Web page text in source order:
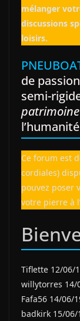
mélanger
discussions
loisirs.
de
semi-
patrimoine
Ce forum est
cordiales)
pouvez poser
votre pierre à
Tiflette 12/06/
willytorres 14/
Fafa56 14/06/
badkirk 15/06/